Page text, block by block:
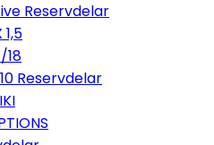
Reservdelar
1,5
18
Reservdelar